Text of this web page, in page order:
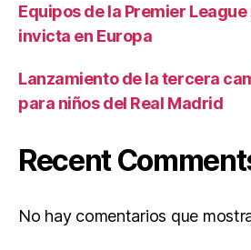
Equipos de la Premier
invicta en Europa
Lanzamiento de la tercera
para niños del Real Madrid
Recent
No hay comentarios que